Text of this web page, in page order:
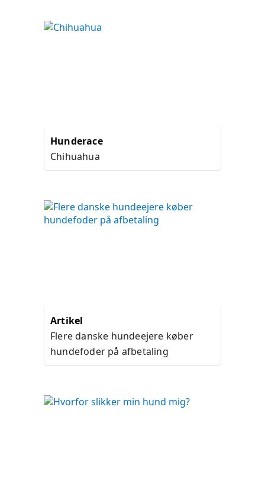
Hunderace
Chihuahua
Artikel
Flere danske hundeejere køber
hundefoder på afbetaling